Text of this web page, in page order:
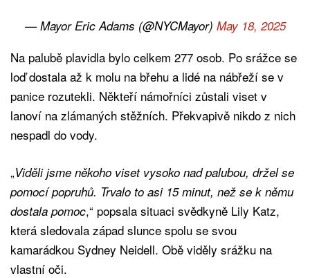
— Mayor Eric Adams (@NYCMayor) May 18, 2025
Na palubě plavidla bylo celkem 277 osob. Po srážce se
loď dostala až k molu na břehu a lidé na nábřeží se v
panice rozutekli. Někteří námořníci zůstali viset v
lanoví na zlámaných stěžních. Překvapivě nikdo z nich
nespadl do vody.
„Viděli jsme někoho viset vysoko nad palubou, držel se
pomocí popruhů. Trvalo to asi 15 minut, než se k němu
dostala pomoc,“ popsala situaci svědkyně Lily Katz,
která sledovala západ slunce spolu se svou
kamarádkou Sydney Neidell. Obě viděly srážku na
vlastní oči.